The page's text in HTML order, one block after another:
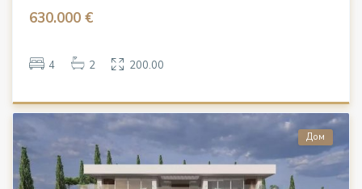
630.000 €
4 2 200.00
Дом